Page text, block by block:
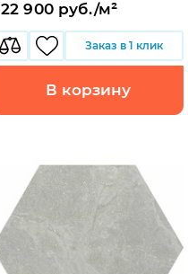
22 900 руб./м²
Заказ в 1 клик
В корзину